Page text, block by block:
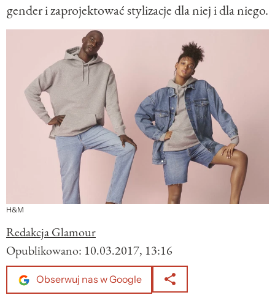
gender i zaprojektować stylizacje dla niej i dla niego.
H&M
Redakcja Glamour
Opublikowano: 10.03.2017, 13:16
Obserwuj nas w Google